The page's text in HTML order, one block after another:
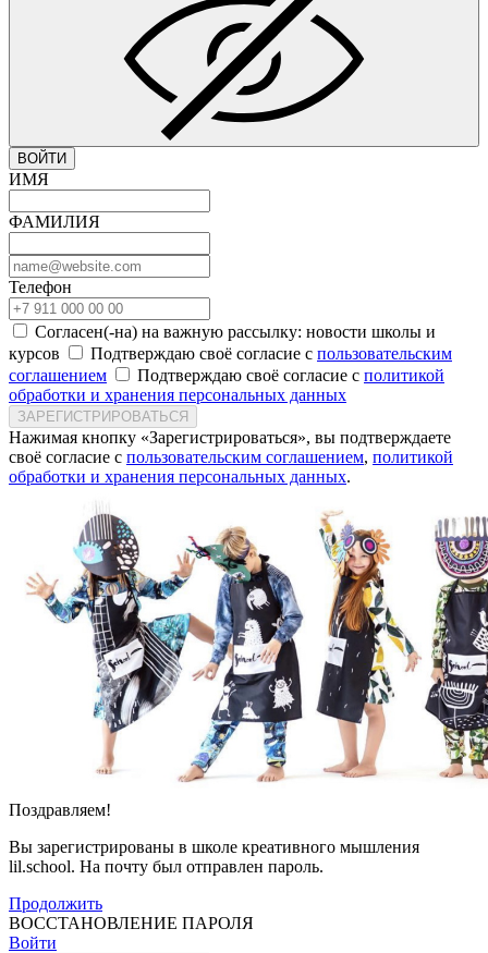
ВОЙТИ
ИМЯ
ФАМИЛИЯ
Телефон
Согласен(-на) на важную рассылку: новости школы и
курсов
Подтверждаю своё согласие с пользовательским
соглашением
Подтверждаю своё согласие с политикой
обработки и хранения персональных данных
ЗАРЕГИСТРИРОВАТЬСЯ
Нажимая кнопку «Зарегистрироваться», вы подтверждаете
своё согласие с пользовательским соглашением, политикой
обработки и хранения персональных данных.
Поздравляем!
Вы зарегистрированы в школе креативного мышления
lil.school. На почту был отправлен пароль.
Продолжить
ВОССТАНОВЛЕНИЕ ПАРОЛЯ
Войти